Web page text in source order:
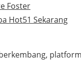
Foster
Hot51 Sekarang